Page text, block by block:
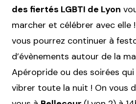
des fiertés LGBTI de Lyon
marcher et célébrer avec elle
vous pourrez continuer à
d’évènements autour de la
Apéropride ou des soirées
vibrer toute la nuit ! On vous